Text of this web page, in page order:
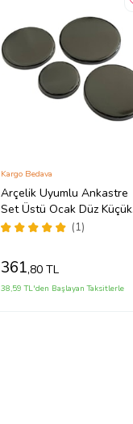
Arçelik Uyumlu Ankastre
Set Üstü Ocak Düz Küçük
Kapak Takımı 1 Set (Gri)
(1)
Kargo Bedava
361,80 TL
38,59 TL'den Başlayan Taksitlerle